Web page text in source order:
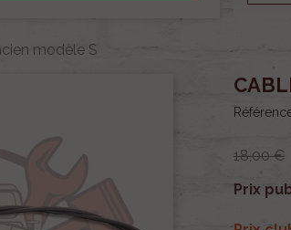
modèle S
18,00 €
Prix